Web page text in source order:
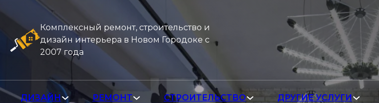
Комплексный ремонт, строительство и
дизайн интерьера в Новом Городоке с
2007 года
ДИЗАЙН РЕМОНТ СТРОИТЕЛЬСТВО ДРУГИЕ УСЛУГИ